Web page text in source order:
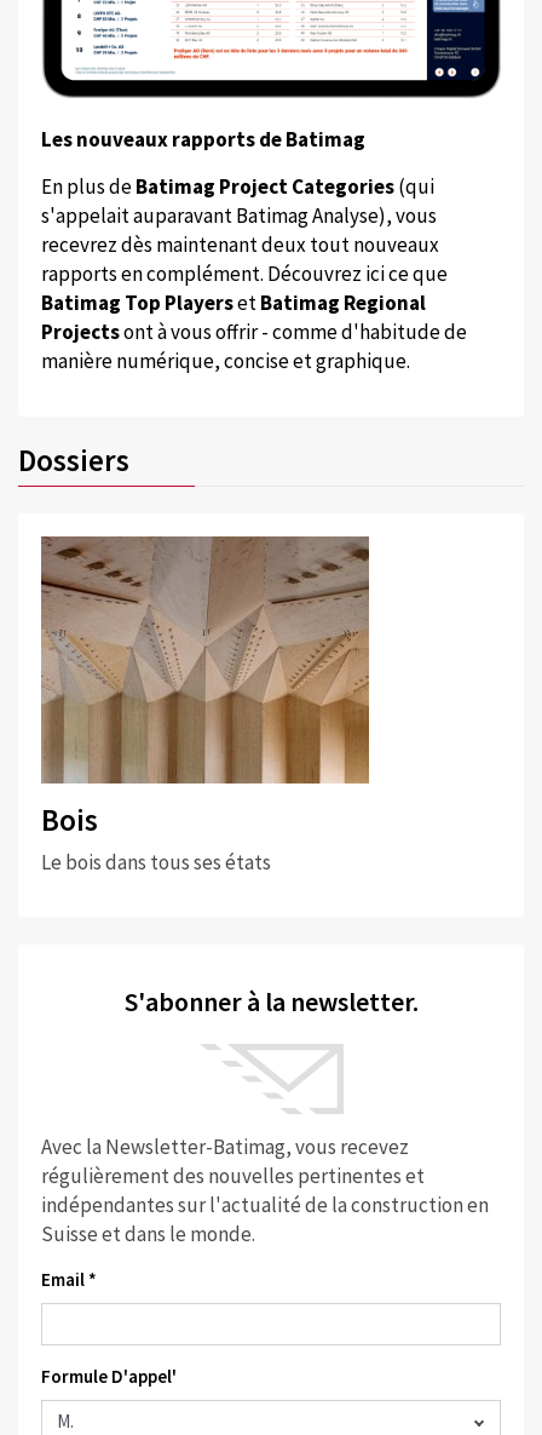
Les nouveaux rapports de Batimag
En plus deBatimag Project Categories(qui
s'appelait auparavant Batimag Analyse), vous
recevrez dès maintenant deux tout nouveaux
rapports en complément. Découvrez ici ce que
Batimag Top PlayersetBatimag Regional
Projectsont à vous offrir - comme d'habitude de
manière numérique, concise et graphique.
Dossiers
Bois
Le bois dans tous ses états
S'abonner à la newsletter.
Avec la Newsletter-Batimag, vous recevez
régulièrement des nouvelles pertinentes et
indépendantes sur l'actualité de la construction en
Suisse et dans le monde.
Email *
Formule D'appel'